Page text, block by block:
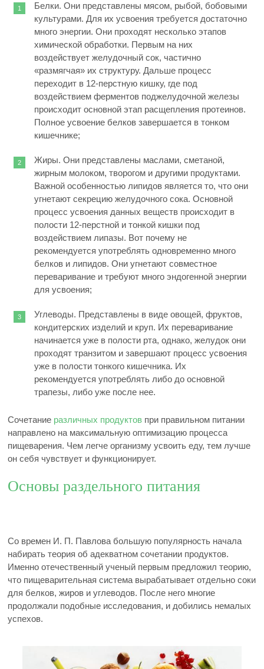
Белки. Они представлены мясом, рыбой, бобовыми
культурами. Для их усвоения требуется достаточно
много энергии. Они проходят несколько этапов
химической обработки. Первым на них
воздействует желудочный сок, частично
«размягчая» их структуру. Дальше процесс
переходит в 12-перстную кишку, где под
воздействием ферментов поджелудочной железы
происходит основной этап расщепления протеинов.
Полное усвоение белков завершается в тонком
кишечнике;
Жиры. Они представлены маслами, сметаной,
жирным молоком, творогом и другими продуктами.
Важной особенностью липидов является то, что они
угнетают секрецию желудочного сока. Основной
процесс усвоения данных веществ происходит в
полости 12-перстной и тонкой кишки под
воздействием липазы. Вот почему не
рекомендуется употреблять одновременно много
белков и липидов. Они угнетают совместное
переваривание и требуют много эндогенной энергии
для усвоения;
Углеводы. Представлены в виде овощей, фруктов,
кондитерских изделий и круп. Их переваривание
начинается уже в полости рта, однако, желудок они
проходят транзитом и завершают процесс усвоения
уже в полости тонкого кишечника. Их
рекомендуется употреблять либо до основной
трапезы, либо уже после нее.
Сочетание различных продуктов при правильном питании
направлено на максимальную оптимизацию процесса
пищеварения. Чем легче организму усвоить еду, тем лучше
он себя чувствует и функционирует.
Основы раздельного питания
Со времен И. П. Павлова большую популярность начала
набирать теория об адекватном сочетании продуктов.
Именно отечественный ученый первым предложил теорию,
что пищеварительная система вырабатывает отдельно соки
для белков, жиров и углеводов. После него многие
продолжали подобные исследования, и добились немалых
успехов.